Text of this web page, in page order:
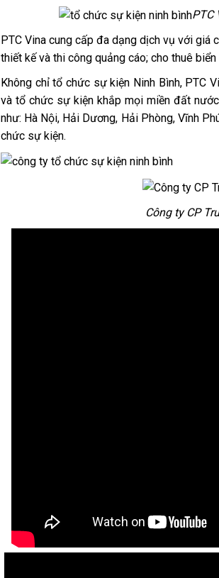
PTC
PTC Vina cung cấp đa dạng dịch vụ với
thiết kế và thi công quảng cáo; cho thuê biển
Không chỉ tổ chức sự kiện Ninh Bình, PTC
và tổ chức sự kiện khắp mọi miền đất
như: Hà Nội, Hải Dương, Hải Phòng, Vĩnh
chức sự kiện.
Công ty CP